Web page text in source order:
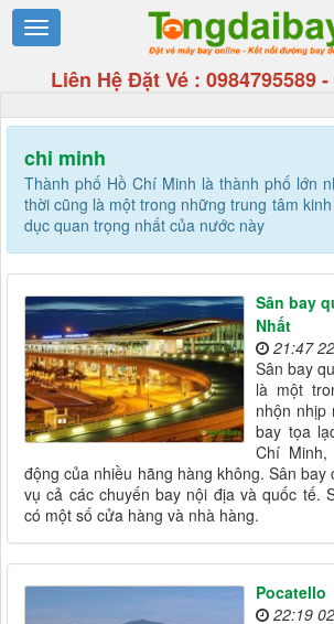
Liên Hệ Đặt Vé : 0984795589-
chi minh
Thành phố Hồ Chí Minh là thành phố lớn
thời cũng là một trong những trung tâm
dục quan trọng nhất của nước này
Sân bay
Nhất
21:47
Sân bay
là một
nhộn nhịp
bay tọa
Chí
động của nhiều hãng hàng không. Sân bay
vụ cả các chuyến bay nội địa và quốc tế.
có một số cửa hàng và nhà hàng.
Pocatello
22:19